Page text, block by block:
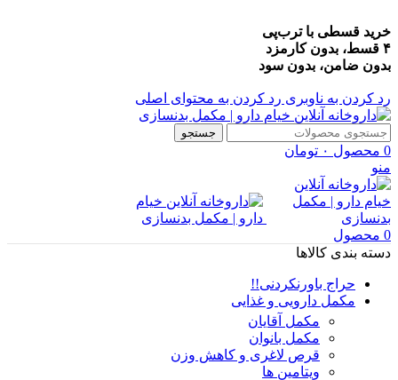
خرید قسطی با ترب‌پی
۴ قسط، بدون کارمزد
بدون ضامن، بدون سود
رد کردن به ناوبری رد کردن به محتوای اصلی
جستجو
0 محصول ۰ تومان
منو
0 محصول
دسته بندی کالاها
حراج باورنکردنی!!
مکمل دارویی و غذایی
مکمل آقایان
مکمل بانوان
قرص لاغری و کاهش وزن
ویتامین ها